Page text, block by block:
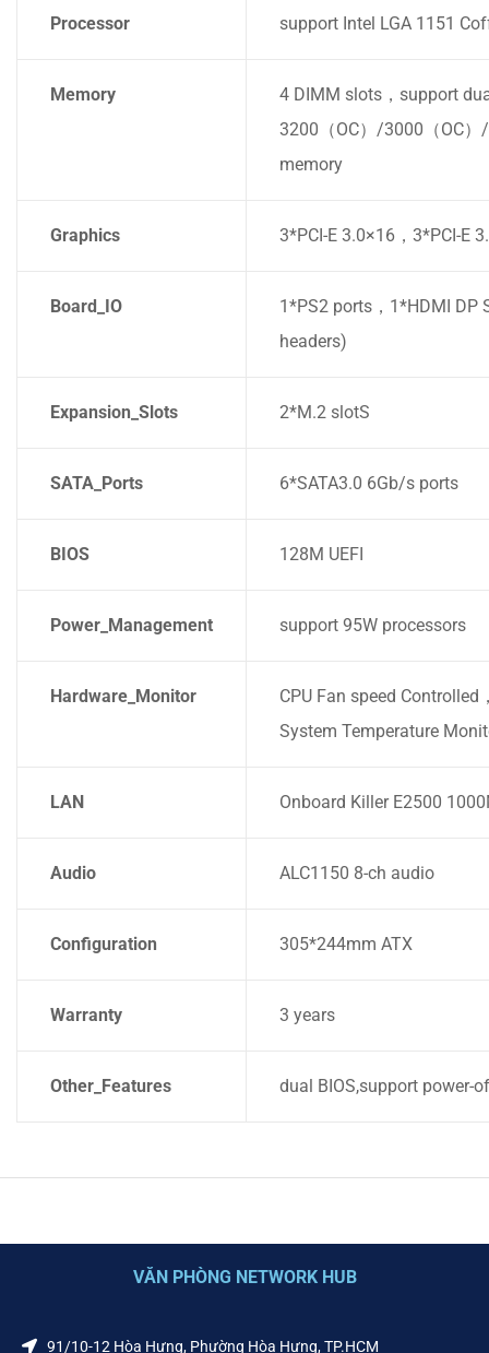
Processor support Intel LGA 1151
Memory
4 DIMM slots，support
3200（OC）/3000（OC
memory
Graphics 3*PCI-E 3.0×16，3*PCI-E
Board_IO
1*PS2 ports，1*HDMI DP
headers)
Expansion_Slots 2*M.2 slotS
SATA_Ports 6*SATA3.0 6Gb/s ports
BIOS 128M UEFI
Power_Management support 95W processors
Hardware_Monitor
CPU Fan speed
System Temperature
LAN Onboard Killer E2500
Audio ALC1150 8-ch audio
Configuration 305*244mm ATX
Warranty 3 years
Other_Features dual BIOS,support power-
VĂN PHÒNG NETWORK HUB
91/10-12 Hòa Hưng, Phường Hòa Hưng, TP.HCM